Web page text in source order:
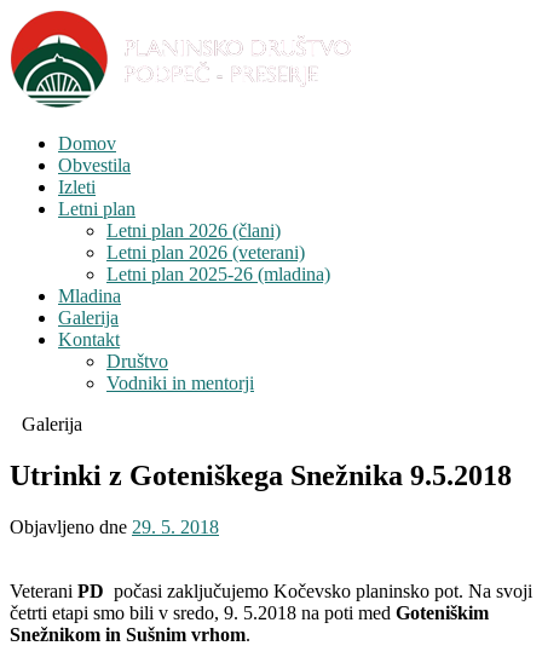
Domov
Obvestila
Izleti
Letni plan
Letni plan 2026 (člani)
Letni plan 2026 (veterani)
Letni plan 2025-26 (mladina)
Mladina
Galerija
Kontakt
Društvo
Vodniki in mentorji
Galerija
Utrinki z Goteniškega Snežnika 9.5.2018
Objavljeno dne 29. 5. 2018
Veterani PD počasi zaključujemo Kočevsko planinsko pot. Na svoji
četrti etapi smo bili v sredo, 9. 5.2018 na poti med Goteniškim
Snežnikom in Sušnim vrhom.